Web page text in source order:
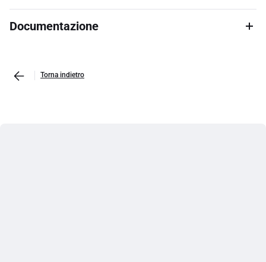
Documentazione
Torna indietro